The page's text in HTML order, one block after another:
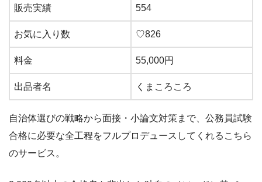
販売実績 554
お気に入り数 ♡826
料金 55,000円
出品者名 くまころころ
自治体選びの戦略から面接・小論文対策まで、公務員試験
合格に必要な全工程をフルプロデュースしてくれるこちら
のサービス。